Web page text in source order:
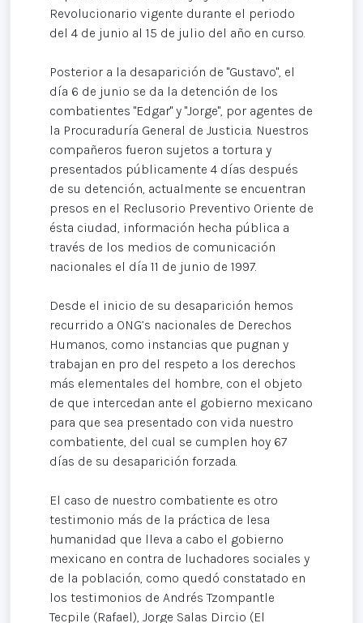
Revolucionario vigente durante el periodo
del 4 de junio al 15 de julio del año en curso.
Posterior a la desaparición de "Gustavo", el
día 6 de junio se da la detención de los
combatientes "Edgar" y "Jorge", por agentes de
la Procuraduría General de Justicia. Nuestros
compañeros fueron sujetos a tortura y
presentados públicamente 4 días después
de su detención, actualmente se encuentran
presos en el Reclusorio Preventivo Oriente de
ésta ciudad, información hecha pública a
través de los medios de comunicación
nacionales el día 11 de junio de 1997.
Desde el inicio de su desaparición hemos
recurrido a ONG’s nacionales de Derechos
Humanos, como instancias que pugnan y
trabajan en pro del respeto a los derechos
más elementales del hombre, con el objeto
de que intercedan ante el gobierno mexicano
para que sea presentado con vida nuestro
combatiente, del cual se cumplen hoy 67
días de su desaparición forzada.
El caso de nuestro combatiente es otro
testimonio más de la práctica de lesa
humanidad que lleva a cabo el gobierno
mexicano en contra de luchadores sociales y
de la población, como quedó constatado en
los testimonios de Andrés Tzompantle
Tecpile (Rafael), Jorge Salas Dircio (El